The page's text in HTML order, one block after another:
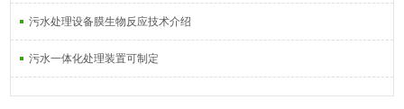
污水处理设备膜生物反应技术介绍
污水一体化处理装置可制定